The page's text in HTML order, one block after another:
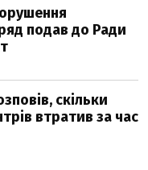
подав до Ради
скільки
втратив за час